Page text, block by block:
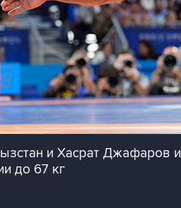
и Хасрат Джафаров
до 67 кг